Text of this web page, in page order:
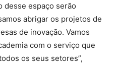
desse espaço serão
abrigar os projetos de
de inovação. Vamos
com o serviço que
os seus setores”,